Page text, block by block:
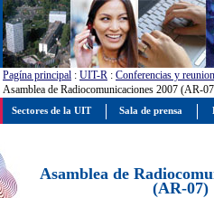
Pagína principal : UIT-R : Conferencias y
Asamblea de Radiocomunicaciones 2007 (AR-
Asamblea de
(AR-07)
Sectores de la UIT Sala de prensa